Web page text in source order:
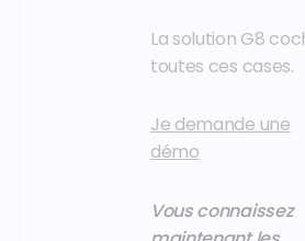
La solution G8
toutes ces cases.
Je demande une
démo
Vous connaissez